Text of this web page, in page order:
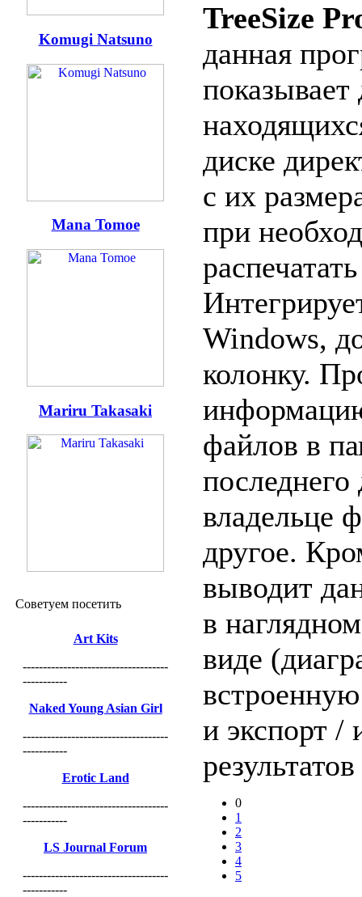
Komugi Natsuno
Mana Tomoe
Mariru Takasaki
Советуем посетить
Art Kits
------------------------------------
-----------
Naked Young Asian Girl
------------------------------------
-----------
Erotic Land
------------------------------------
-----------
LS Journal Forum
------------------------------------
-----------
TreeSize
данная
показывает
диске
с их
при
Windows,
колонку.
файлов в
последнего
владельце
другое.
выводит
в
виде
и экспорт /
0
1
2
3
4
5